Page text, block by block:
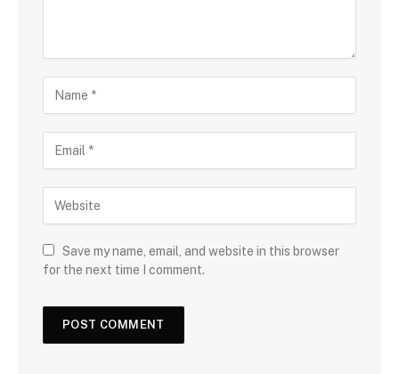
Save my name, email, and website in this browser
for the next time I comment.